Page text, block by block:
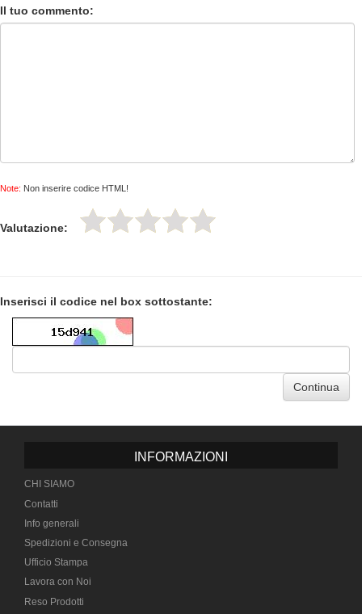
Il tuo commento:
Note: Non inserire codice HTML!
Valutazione:
Inserisci il codice nel box sottostante:
Continua
INFORMAZIONI
CHI SIAMO
Contatti
Info generali
Spedizioni e Consegna
Ufficio Stampa
Lavora con Noi
Reso Prodotti